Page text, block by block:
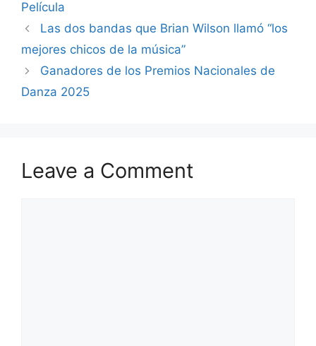
Película
Las dos bandas que Brian Wilson llamó “los
mejores chicos de la música”
Ganadores de los Premios Nacionales de
Danza 2025
Leave a Comment